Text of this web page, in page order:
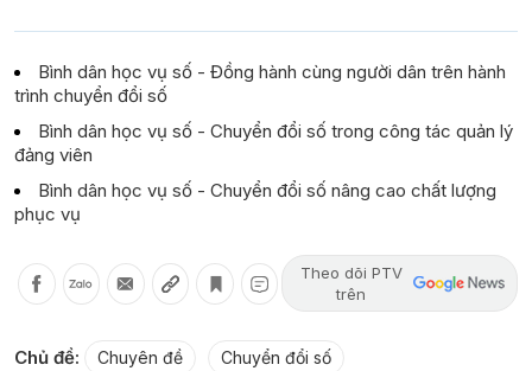
Bình dân học vụ số - Đồng hành cùng người dân trên hành
trình chuyển đổi số
Bình dân học vụ số - Chuyển đổi số trong công tác quản lý
đảng viên
Bình dân học vụ số - Chuyển đổi số nâng cao chất lượng
phục vụ
Theo dõi PTV
trên
Chủ đề: Chuyên đề Chuyển đổi số